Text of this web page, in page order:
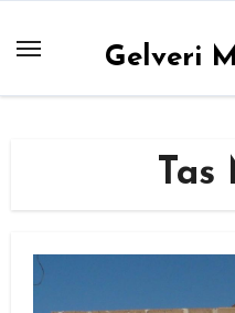
Gelveri
Tas